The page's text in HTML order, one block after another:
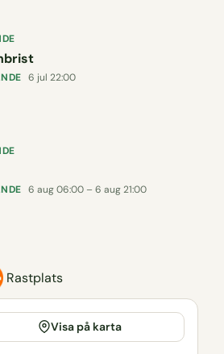
6 jul 22:00
6 aug 06:00 – 6 aug 21:00
Rastplats
Visa på karta